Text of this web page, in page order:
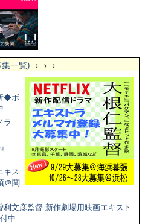
一覧)→→→
◆ボ
ラ
キス
＠関
利文彦監督 新作劇場用映画エキスト
中